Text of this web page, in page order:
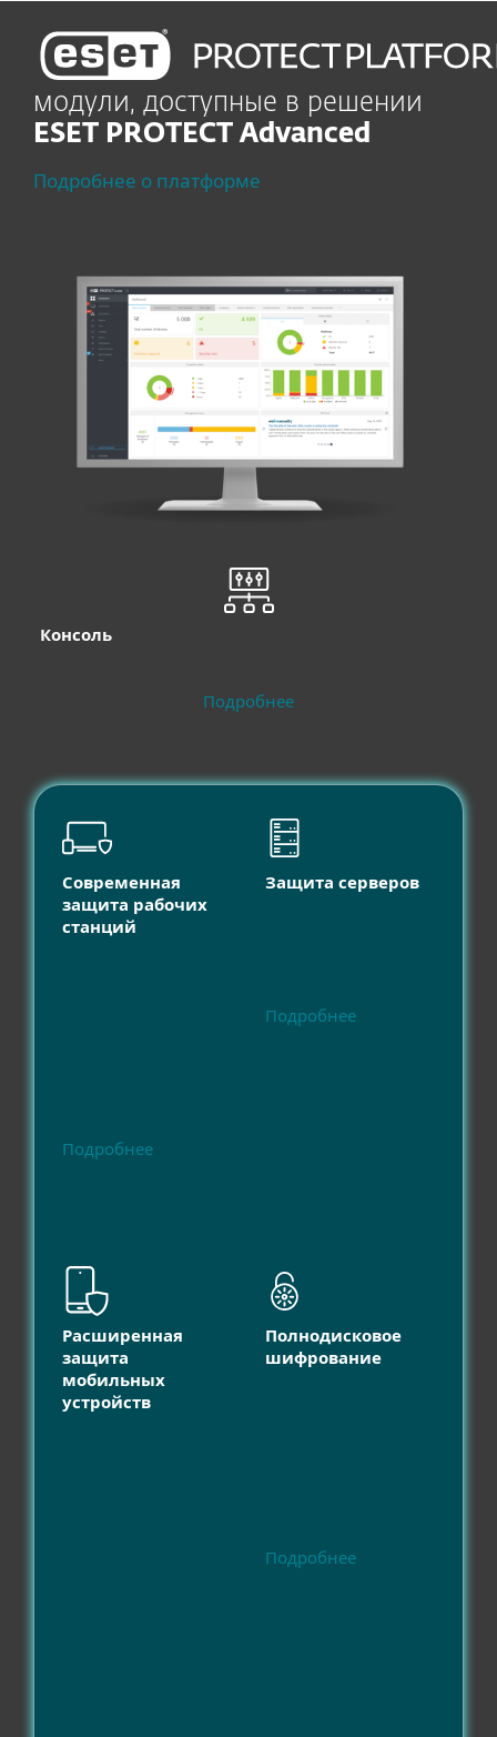
модули, доступные в решении
ESET PROTECT Advanced
Подробнее о платформе
Консоль
Подробнее
Современная
защита рабочих
станций
Подробнее
Защита серверов
Подробнее
Расширенная
защита
мобильных
устройств
Полнодисковое
шифрование
Подробнее